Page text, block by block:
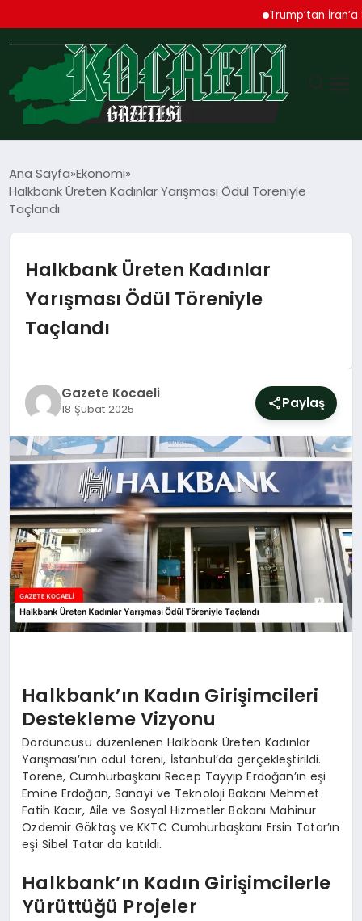
Trump’tan İran’a Sert
TEKNOLOJI
MAGAZIN
YAŞAM
DÜNYA
SAĞLIK
EĞITIM
Ana Sayfa Ekonomi
Halkbank Üreten Kadınlar Yarışması Ödül Töreniyle
Taçlandı
Halkbank Üreten Kadınlar
Yarışması Ödül Töreniyle
Taçlandı
Gazete Kocaeli
18 Şubat 2025 Paylaş
Halkbank’ın Kadın Girişimcileri
Destekleme Vizyonu
Dördüncüsü düzenlenen Halkbank Üreten Kadınlar
Yarışması’nın ödül töreni, İstanbul’da gerçekleştirildi.
Törene, Cumhurbaşkanı Recep Tayyip Erdoğan’ın eşi
Emine Erdoğan, Sanayi ve Teknoloji Bakanı Mehmet
Fatih Kacır, Aile ve Sosyal Hizmetler Bakanı Mahinur
Özdemir Göktaş ve KKTC Cumhurbaşkanı Ersin Tatar’ın
eşi Sibel Tatar da katıldı.
Halkbank’ın Kadın Girişimcilerle
Yürüttüğü Projeler